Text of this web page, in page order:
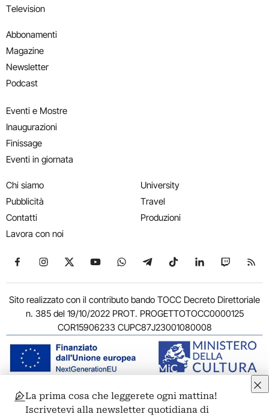
Television
Abbonamenti
Magazine
Newsletter
Podcast
Eventi e Mostre
Inaugurazioni
Finissage
Eventi in giornata
Chi siamo
Pubblicità
Contatti
Lavora con noi
University
Travel
Produzioni
Seguici su Facebook
Seguici su Instagram
Seguici su X
Seguici su YouTube
Seguici su WhatsApp
Seguici su Telegram
Seguici su TikTok
Seguici su
Seguici
Sito realizzato con il contributo bando TOCC Decreto Direttoriale
n. 385 del 19/10/2022 PROT. PROGETTOTOCC0000125
COR15906233 CUPC87J23001080008
© 2011-2026 ARTRIBUNE srl – Corso Vittorio Emanuele II, 287 –
00186 Roma - P.I. 11381581005
La prima cosa che leggerete ogni mattina!
Iscrivetevi alla newsletter quotidiana di